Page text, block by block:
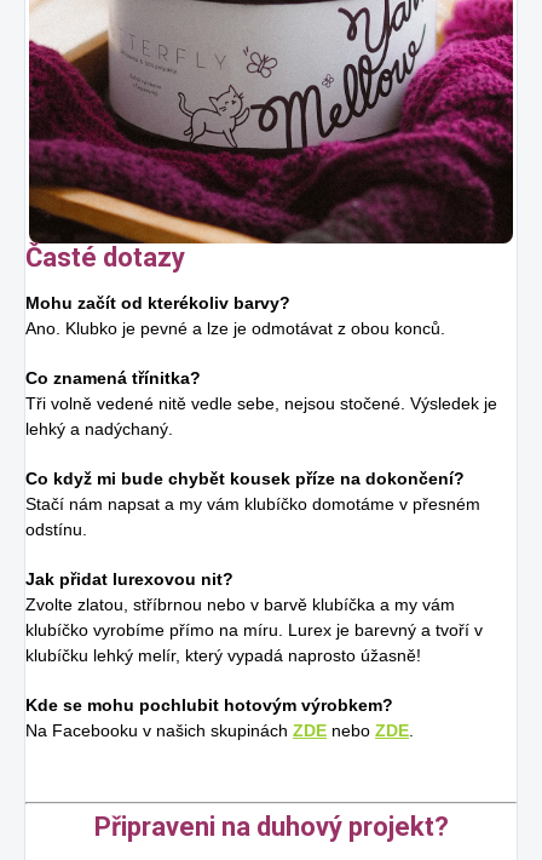
Časté dotazy
Mohu začít od kterékoliv barvy?
Ano. Klubko je pevné a lze je odmotávat z obou konců.
Co znamená třínitka?
Tři volně vedené nitě vedle sebe, nejsou stočené. Výsledek je
lehký a nadýchaný.
Co když mi bude chybět kousek příze na dokončení?
Stačí nám napsat a my vám klubíčko domotáme v přesném
odstínu.
Jak přidat lurexovou nit?
Zvolte zlatou, stříbrnou nebo v barvě klubíčka a my vám
klubíčko vyrobíme přímo na míru. Lurex je barevný a tvoří v
klubíčku lehký melír, který vypadá naprosto úžasně!
Kde se mohu pochlubit hotovým výrobkem?
Na Facebooku v našich skupinách ZDE nebo ZDE
Připraveni na duhový projekt?